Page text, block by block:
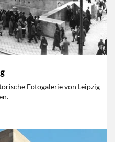
Fotogalerie von Leipzig